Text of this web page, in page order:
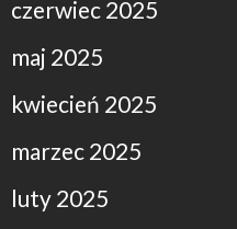
czerwiec 2025
maj 2025
kwiecień 2025
marzec 2025
luty 2025